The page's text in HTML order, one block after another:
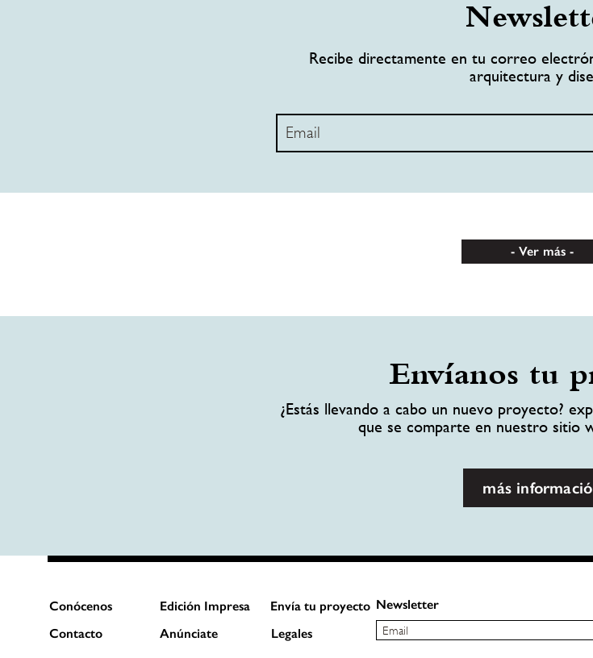
Recibe directamente en tu correo
arquitectura y
Ver más
Envíanos tu
¿Estás llevando a cabo un nuevo proyecto?
que se comparte en nuestro sitio
más
Conócenos Edición Impresa
Envía tu proyecto
Contacto
Anúnciate Legales
Newsletter